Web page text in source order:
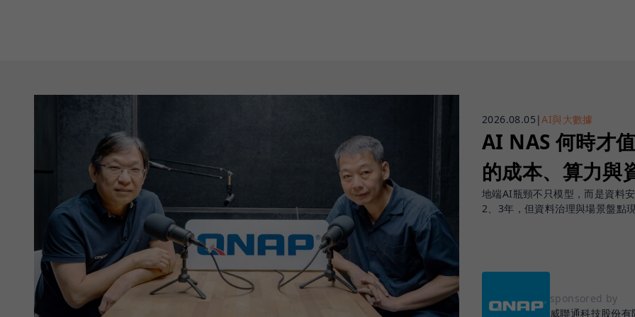
2026.08.05 |AI與大數據
AI NAS 何時才
的成本、算力與
地端AI瓶頸不只模型，而是資料
2、3年，但資料治理與場景盤點
sponsored by
威聯通科技股份有